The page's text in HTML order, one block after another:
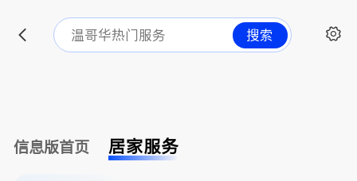
搜索
信息版首页 居家服务